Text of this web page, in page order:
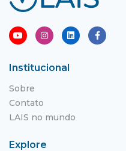
Institucional
Sobre
Contato
LAIS no mundo
Explore